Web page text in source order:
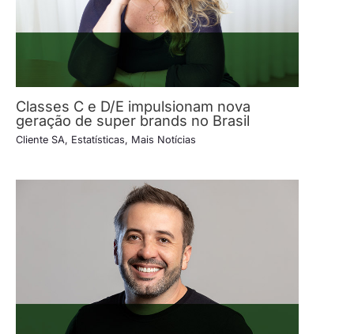
Classes C e D/E impulsionam nova
geração de super brands no Brasil
Cliente SA, Estatísticas, Mais Notícias